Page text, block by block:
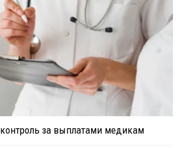
за выплатами медикам